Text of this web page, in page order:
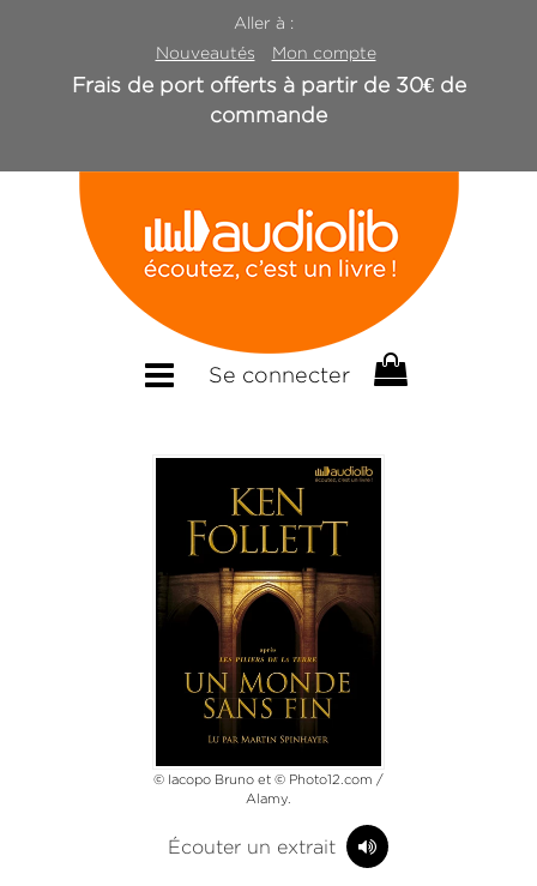
Aller à :
Nouveautés
Mon compte
Frais de port offerts à partir de 30€ de
commande
Se connecter
© Iacopo Bruno et © Photo12.com /
Alamy.
Écouter un extrait